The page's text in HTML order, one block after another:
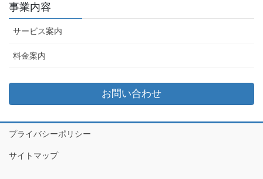
事業内容
サービス案内
料金案内
お問い合わせ
プライバシーポリシー
サイトマップ